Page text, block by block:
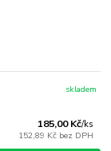
185,00 Kč/ks
152,89 Kč bez DPH
skladem